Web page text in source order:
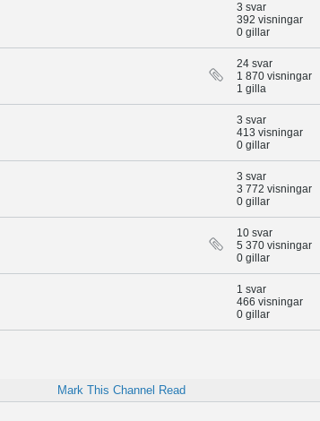
3 svar
392 visningar
0 gillar
24 svar
1 870 visningar
1 gilla
3 svar
413 visningar
0 gillar
3 svar
3 772 visningar
0 gillar
10 svar
5 370 visningar
0 gillar
1 svar
466 visningar
0 gillar
Mark This Channel Read